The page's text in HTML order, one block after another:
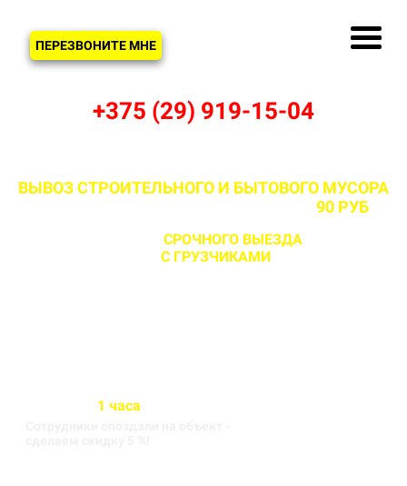
ПЕРЕЗВОНИТЕ МНЕ
+375 (29) 919-15-04
ВЫВОЗ СТРОИТЕЛЬНОГО И БЫТОВОГО МУСОРА
90 РУБ
СРОЧНОГО ВЫЕЗДА
С ГРУЗЧИКАМИИ БЕЗ
1 часа